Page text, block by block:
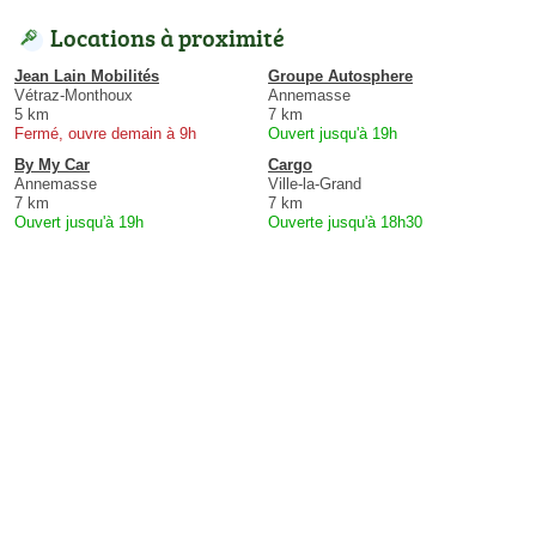
Locations à proximité
Jean Lain Mobilités
Vétraz-Monthoux
5 km
Fermé, ouvre demain à 9h
Groupe Autosphere
Annemasse
7 km
Ouvert jusqu'à 19h
By My Car
Annemasse
7 km
Ouvert jusqu'à 19h
Cargo
Ville-la-Grand
7 km
Ouverte jusqu'à 18h30